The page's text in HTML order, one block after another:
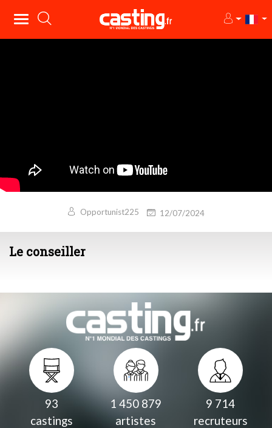
Opportunist225 12/07/2024
Le conseiller
93
castings
1 450 879
artistes
9 714
recruteurs